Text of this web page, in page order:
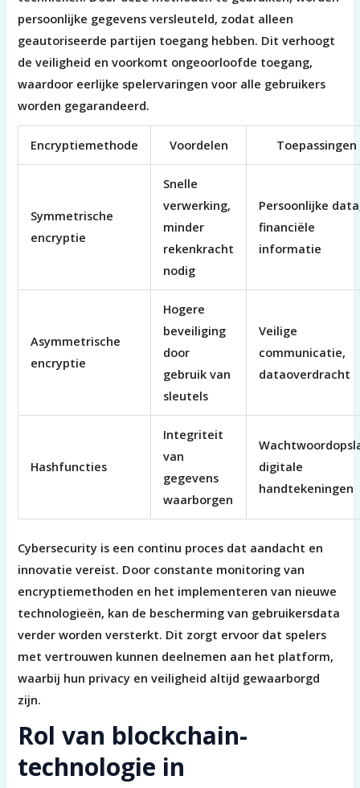
persoonlijke gegevens versleuteld, zodat alleen
geautoriseerde partijen toegang hebben. Dit verhoogt
de veiligheid en voorkomt ongeoorloofde toegang,
waardoor eerlijke spelervaringen voor alle gebruikers
worden gegarandeerd.
Encryptiemethode Voordelen Toepassingen
Symmetrische
encryptie
Snelle
verwerking,
minder
rekenkracht
nodig
Persoonlijke
financiële
informatie
Asymmetrische
encryptie
Hogere
beveiliging
door
gebruik van
sleutels
Veilige
communicatie,
dataoverdracht
Hashfuncties
Integriteit
van
gegevens
waarborgen
digitale
handtekeningen
Cybersecurity is een continu proces dat aandacht en
innovatie vereist. Door constante monitoring van
encryptiemethoden en het implementeren van nieuwe
technologieën, kan de bescherming van gebruikersdata
verder worden versterkt. Dit zorgt ervoor dat spelers
met vertrouwen kunnen deelnemen aan het platform,
waarbij hun privacy en veiligheid altijd gewaarborgd
zijn.
Rol van blockchain-
technologie in